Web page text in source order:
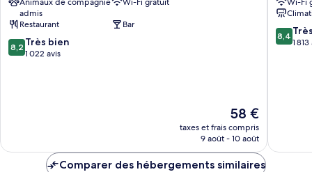
Centre
Centre-
ville
de
Manchester
admis
Restaurant
Bar
8.2
sur
8,2 Très bien
1 022 avis
Le
nouveau
prix
de
58 €
taxes et frais compris
9 août - 10 août
Sunday
Centre-
ville
de
8.4
sur
8,4
1
Comparer des hébergements similaires